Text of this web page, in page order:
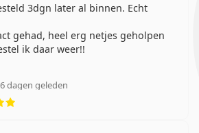
1 Day Air+?
artikelen van onze blog
op je contactlensrecept?
3dgn later al binnen. Echt
gehad, heel erg netjes geholpen
ik daar weer!!
dagen geleden
Beoordeling 5 van 5